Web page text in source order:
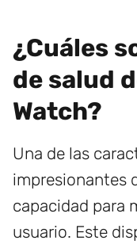
¿Cuáles
de salud
Watch?
Una de las
impresionantes
capacidad para
usuario. Este